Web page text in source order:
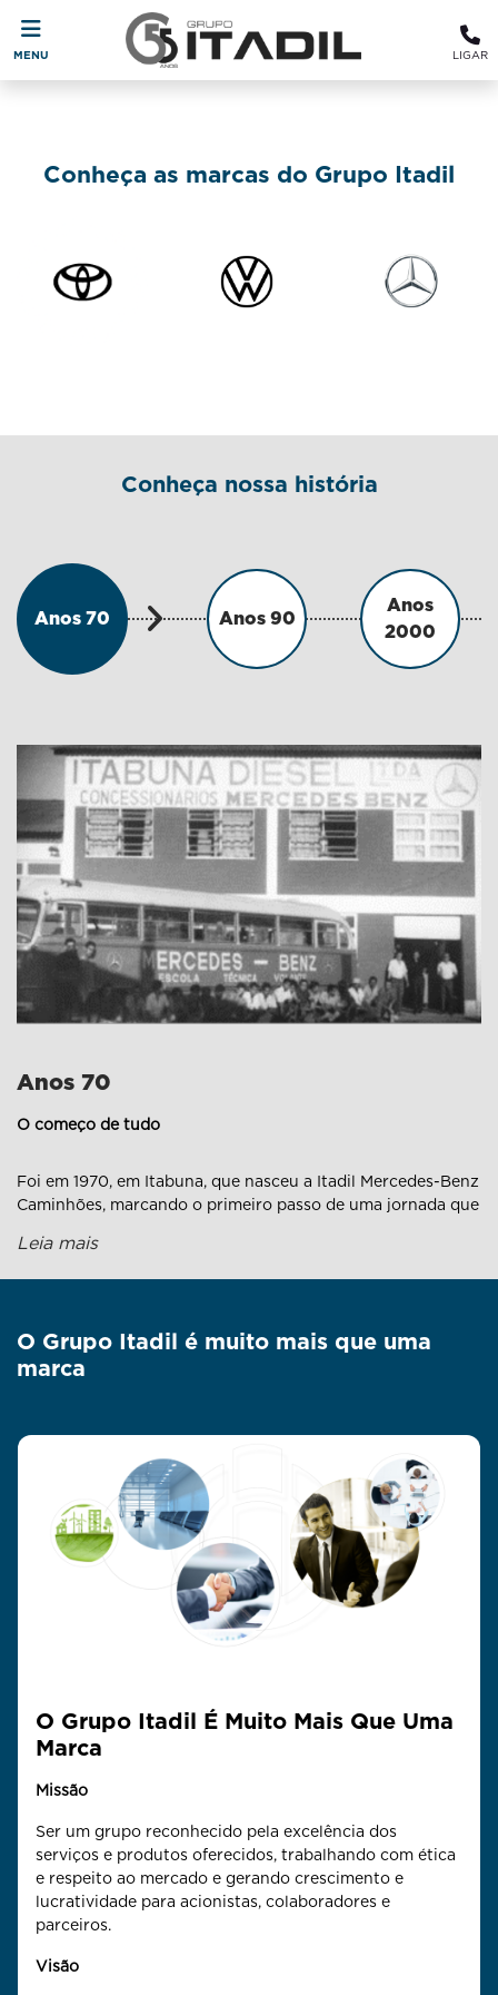
MENU LIGAR
Conheça as marcas do Grupo Itadil
Conheça nossa história
Anos 70 Anos 90
Anos
2000
Anos 70
O começo de tudo
Foi em 1970, em Itabuna, que nasceu a Itadil Mercedes-Benz
Caminhões, marcando o primeiro passo de uma jornada que
estrela também brilhou em Teixeira de Freitas, com a
Leia mais
O Grupo Itadil é muito mais que uma
marca
O Grupo Itadil É Muito Mais Que Uma
Marca
Missão
Ser um grupo reconhecido pela excelência dos
serviços e produtos oferecidos, trabalhando com ética
e respeito ao mercado e gerando crescimento e
lucratividade para acionistas, colaboradores e
parceiros.
Visão